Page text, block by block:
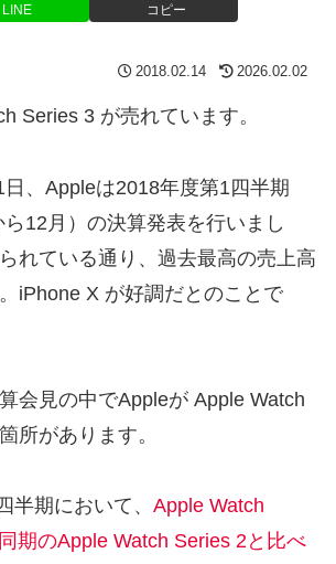
LINE コピー
2018.02.14 2026.02.02
Series 3 が売れています。
、Appleは2018年度第1四半期
ら12月）の決算発表を行いまし
れている通り、過去最高の売上高
iPhone X が好調だとのことで
会見の中でAppleが Apple Watch
所があります。
半期において、 Apple Watch
期のApple Watch Series 2と比べ